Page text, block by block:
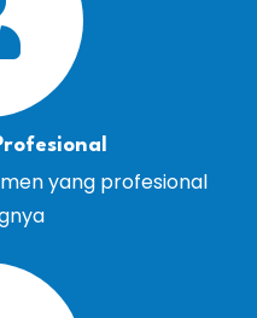
yang profesional